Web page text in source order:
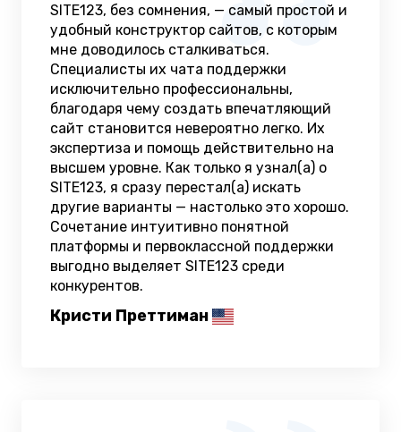
SITE123, без сомнения, — самый простой и
удобный конструктор сайтов, с которым
мне доводилось сталкиваться.
Специалисты их чата поддержки
исключительно профессиональны,
благодаря чему создать впечатляющий
сайт становится невероятно легко. Их
экспертиза и помощь действительно на
высшем уровне. Как только я узнал(а) о
SITE123, я сразу перестал(а) искать
другие варианты — настолько это хорошо.
Сочетание интуитивно понятной
платформы и первоклассной поддержки
выгодно выделяет SITE123 среди
конкурентов.
Кристи Преттиман